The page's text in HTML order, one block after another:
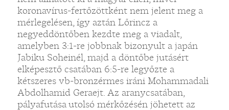
koronavírus-fertőzöttként nem jelent meg a
mérlegelésen, így aztán Lőrincz a
negyeddöntőben kezdte meg a viadalt,
amelyben 3:1-re jobbnak bizonyult a japán
Jabiku Soheinél, majd a döntőbe jutásért
elképesztő csatában 6:5-re legyőzte a
kétszeres vb-bronzérmes iráni Mohammadali
Abdolhamid Geraejt. Az aranycsatában,
pályafutása utolsó mérkőzésén jöhetett az